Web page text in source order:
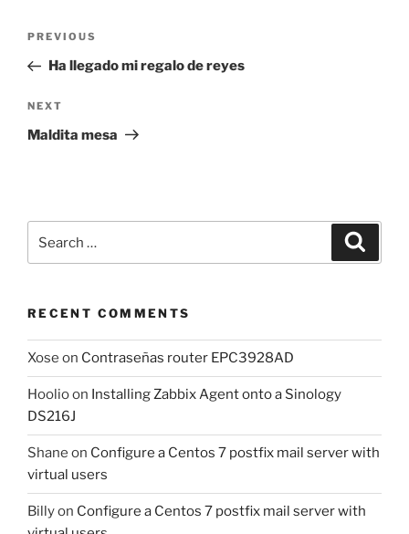
Previous
Post
PREVIOUS
Ha llegado mi regalo de reyes
Next
Post
NEXT
Maldita mesa
for:
RECENT COMMENTS
Xose on Contraseñas router EPC3928AD
Hoolioon Installing Zabbix Agent onto a Sinology
DS216J
Shane on Configure a Centos 7 postfix mail server with
virtual users
Billyon Configure a Centos 7 postfix mail server with